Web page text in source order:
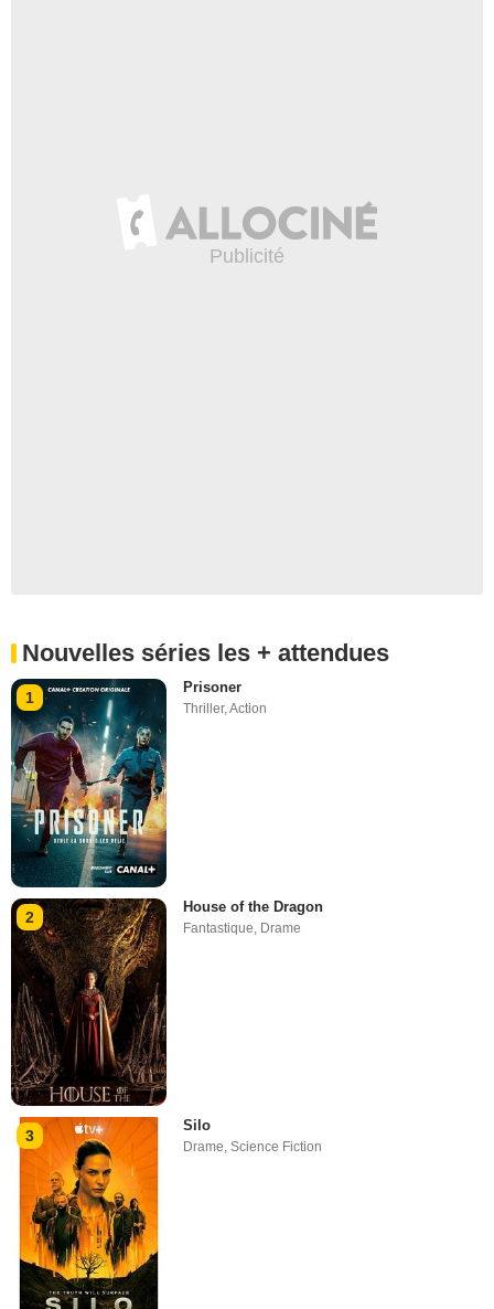
Nouvelles séries les + attendues
1
Prisoner
Thriller,Action
2
House of the Dragon
Fantastique Drame
3
Silo
Drame,Science Fiction